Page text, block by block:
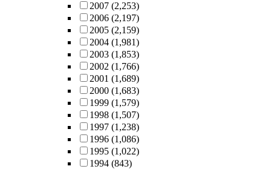
2007 (2,253)
2006 (2,197)
2005 (2,159)
2004 (1,981)
2003 (1,853)
2002 (1,766)
2001 (1,689)
2000 (1,683)
1999 (1,579)
1998 (1,507)
1997 (1,238)
1996 (1,086)
1995 (1,022)
1994 (843)